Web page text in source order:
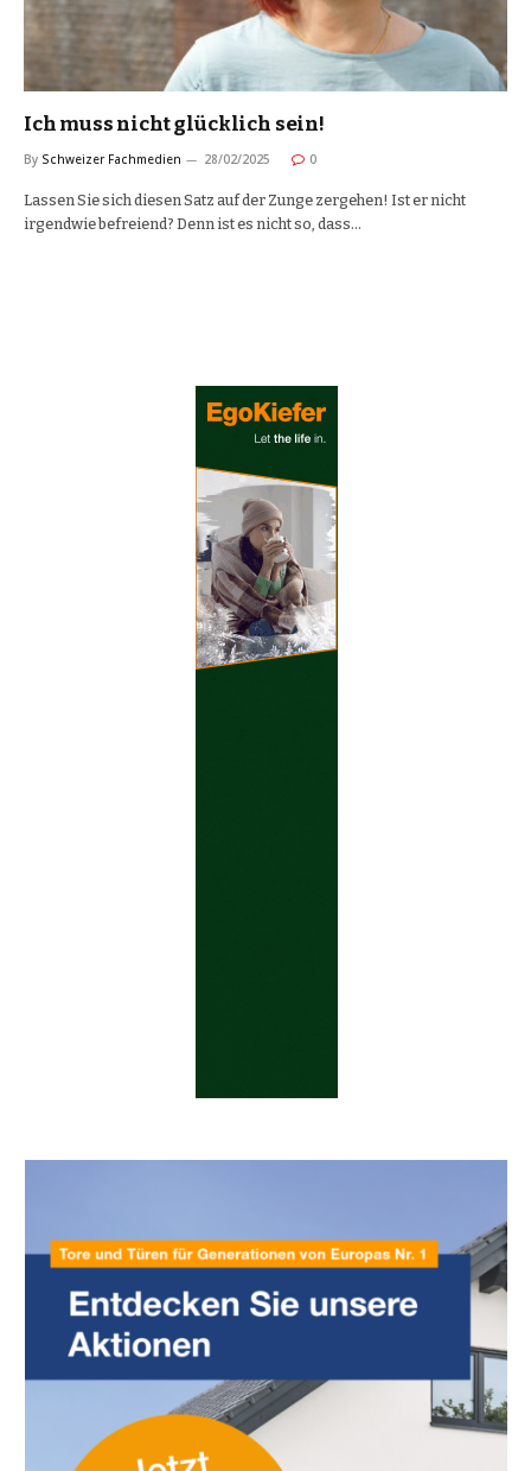
Ich muss nicht glücklich sein!
By Schweizer Fachmedien 28/02/2025 0
Lassen Sie sich diesen Satz auf der Zunge zergehen! Ist er nicht
irgendwie befreiend? Denn ist es nicht so, dass…